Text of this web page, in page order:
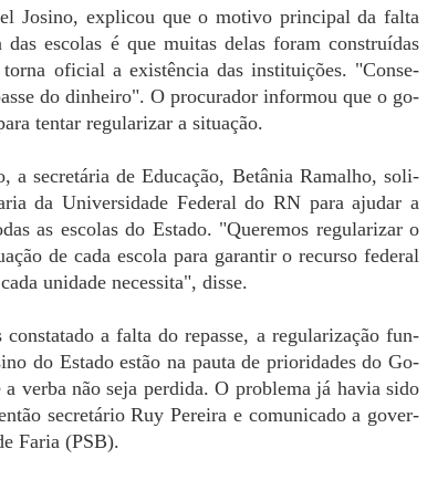
Jo­si­no, ex­pli­cou que o mo­ti­vo prin­ci­pal da falta
es­co­las é que mui­tas delas foram cons­truí­das
torna ofi­cial a exis­tên­cia das ins­ti­tui­ções. "Con­se­
do di­nhei­ro". O pro­cu­ra­dor in­for­mou que o go­
ten­tar re­gu­la­ri­zar a si­tua­ção.
a se­cre­tá­ria de Edu­ca­ção, Be­tâ­nia Ra­ma­lho, so­li­
da Uni­ver­si­da­de Fe­de­ral do RN para aju­dar a
as es­co­las do Es­ta­do. "Que­re­mos re­gu­la­ri­zar o
de cada es­co­la para ga­ran­tir o re­cur­so fe­de­ral
uni­da­de ne­ces­si­ta", disse.
cons­ta­ta­do a falta do re­pas­se, a re­gu­la­ri­za­ção fun­
do Es­ta­do estão na pauta de prio­ri­da­des do Go­
verba não seja per­di­da. O pro­ble­ma já havia sido
se­cre­tá­rio Ruy Pe­rei­ra e co­mu­ni­ca­do a go­ver­
Faria (PSB).